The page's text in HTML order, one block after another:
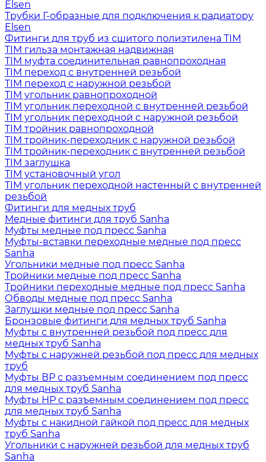
Elsen
Трубки Г-образные для подключения к радиатору
Elsen
Фитинги для труб из сшитого полиэтилена TIM
TIM гильза монтажная надвижная
TIM муфта соединительная равнопроходная
TIM переход с внутренней резьбой
TIM переход с наружной резьбой
TIM угольник равнопроходной
TIM угольник переходной с внутренней резьбой
TIM угольник переходной с наружной резьбой
TIM тройник равнопроходной
TIM тройник-переходник с наружной резьбой
TIM тройник-переходник с внутренней резьбой
TIM заглушка
TIM установочный угол
TIM угольник переходной настенный с внутренней
резьбой
Фитинги для медных труб
Медные фитинги для труб Sanha
Муфты медные под пресс Sanha
Муфты-вставки переходные медные под пресс
Sanha
Угольники медные под пресс Sanha
Тройники медные под пресс Sanha
Тройники переходные медные под пресс Sanha
Обводы медные под пресс Sanha
Заглушки медные под пресс Sanha
Бронзовые фитинги для медных труб Sanha
Муфты с внутренней резьбой под пресс для
медных труб Sanha
Муфты с наружней резьбой под пресс для медных
труб
Муфты ВР с разъемным соединением под пресс
для медных труб Sanha
Муфты НР с разъемным соединением под пресс
для медных труб Sanha
Муфты с накидной гайкой под пресс для медных
труб Sanha
Угольники с наружней резьбой для медных труб
Sanha